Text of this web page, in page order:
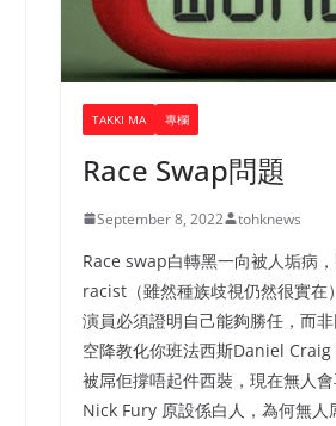
TAKKI MA 專欄
Race Swap問題
September 8, 2022 tohknews
Race swap白轉黑一向被人垢病
racist（雖然種族歧視仍然很實在
演員必須證明自己能夠勝任，而
空降教化你班法西斯Daniel
被屌佢撐唔起件西裝，現在無人
Nick Fury 原設係白人，為何無人